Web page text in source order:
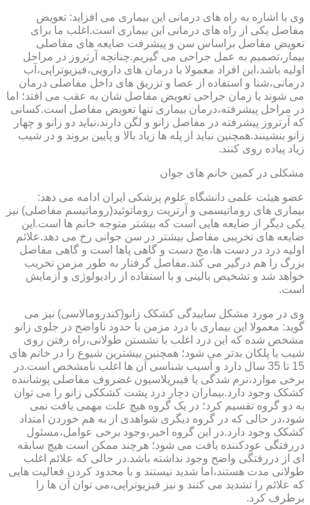
وی با اشاره به راه های درمانی این بیماری می افزاید: تعویض
مفاصل یکی از راه های درمانی این بیماری است.اغلب ما برای
تعویض مفاصل براساس سن و پیشرفت ضایعه های مفاصلی
بیمار،تصمیم به عمل جراحی می گیریم.چنانچه آرتروز در مراحل
اولیه باشد،این افراد معمولا با درمان های دارویی،فیزیوتراپی،آب
درمانی،شنا و استفاده از عصا و تزریق های داخل مفاصلی درمان
می شوند یا زمان جراحی تعویض مفاصل شان به عقب می افتد؛ اما
در مراحل پیشرفته،درمان بیماری تنها تعویض مفاصل است.کسانی
که آرتروز پیشرفته در مفاصل زانو و لگن دارند،نباید دو زانو و چهار
زانو بنشینند.همچنین نباید از پله ها زیاد بالا و پایین بروند و در شیب
زیاد پیاده روی کنند.
مشکلی در کمین خانم های جوان
عضو هیئت علمی دانشگاه علوم پزشکی ایران ادامه می دهد:
بیماری های روماتیسمی و آرتریت روماتوئید(روماتیسم مفاصلی) نیز
یکی دیگر از ضایعه هایی است که بیشتر متوجه خانم ها است.این
ضایعه های تخریبی مفاصل بیشتر در سن جوانی رخ می دهد.علائم
اولیه درد در دست ها،مچ دست و گاهی پاها است و گاهی مفاصل
بزرگ را هم درگیر می کند.مفاصل گرفتار به طور مزمن تخریب
خواهد شد و تشخیص بالینی و با استفاده از رادیولوژی و آزمایش
است.
وی در مورد مشکل ساییدگی کشکک زانو(کندرومالاسی) نیز می
گوید: معمولا این بیماری با درد مزمن با حدود ناواضح در جلوی زانو
مشخص شده که این درد اغلب با نشستن طولانی،راه رفتن روی
شیب یا پلکان بدتر می شود؛ همچنین بیشترین شیوع را در خانم های
15 تا 35 سال دارد و آسیب شناسی آن ها اغلب نامشخص است.در
برخی موارد،نرم شدگی یا فیبریلاسیون غضروف مفاصلی پوشاننده
کشکک وجود دارد.بیماران دچار درد پشت کشککی زانو را می توان
به دو گروه تقسیم کرد؛ در یک گروه هیچ علت مهمی یافت نمی
شود،در حالی که در گروه دیگری شواهدی از به هم خوردن امتداد
کشکک وجود دارد.در این گروه اخیر،وجود برخی عوامل،مسئول
دررفتگی عودکننده یافت می شود؛ هرچند ممکن است هیچ سابقه
ای از دررفتگی واضح وجود نداشته باشد.در حالی که علائم اغلب
طولانی مدت هستند،اما شدید نیستند و با محدود کردن فعالیت هایی
که علائم را تشدید می کنند و نیز فیزیوتراپی،می توان آن ها را
برطرف کرد.